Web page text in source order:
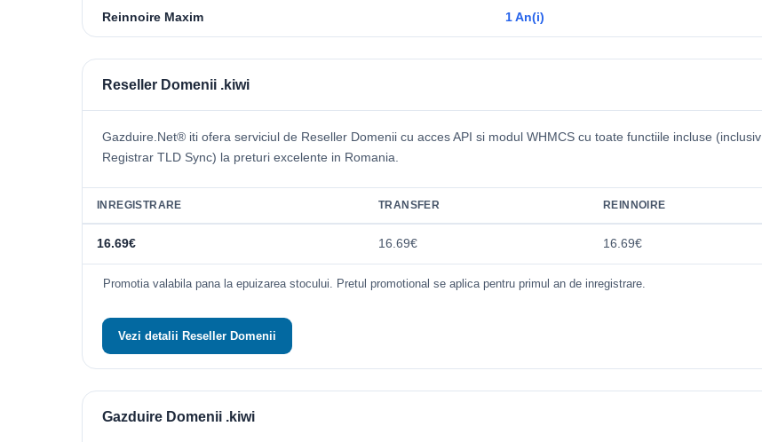
Reinnoire Maxim 1 An(i)
Reseller Domenii .kiwi
Gazduire.Net® iti ofera serviciul de Reseller Domenii cu acces API si modul WHMCS cu toate functiile incluse (inclusiv
Registrar TLD Sync) la preturi excelente in Romania.
INREGISTRARE TRANSFER REINNOIRE
16.69€ 16.69€ 16.69€
Promotia valabila pana la epuizarea stocului. Pretul promotional se aplica pentru primul an de inregistrare.
Vezi detalii Reseller Domenii
Gazduire Domenii .kiwi